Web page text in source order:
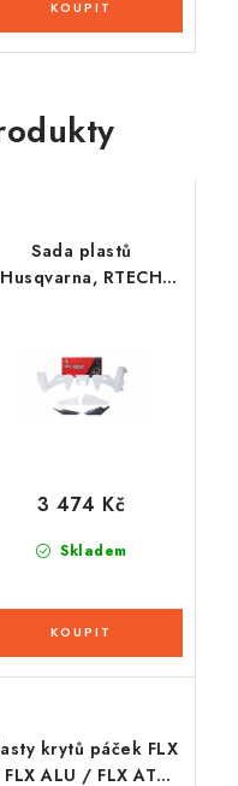
Sada plastů
Husqvarna, RTECH
Skladem
3 474 Kč
krytů páček FLX
ALU / FLX ATV,